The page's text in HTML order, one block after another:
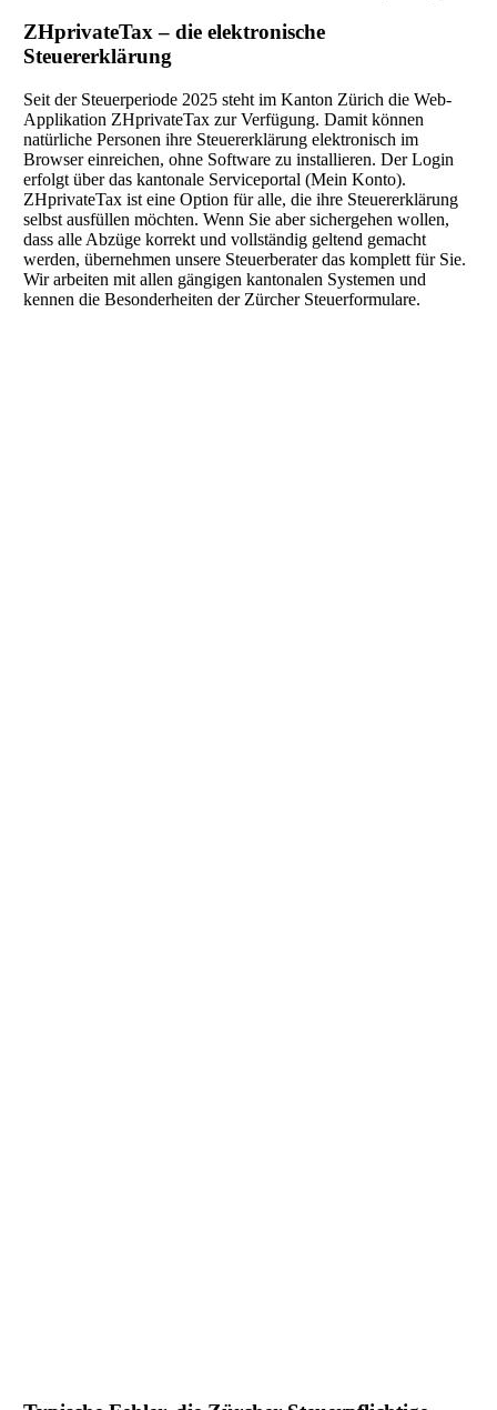
ZHprivateTax – die elektronische
Steuererklärung
Seit der Steuerperiode 2025 steht im Kanton Zürich die Web-
Applikation ZHprivateTax zur Verfügung. Damit können
natürliche Personen ihre Steuererklärung elektronisch im
Browser einreichen, ohne Software zu installieren. Der Login
erfolgt über das kantonale Serviceportal (Mein Konto).
ZHprivateTax ist eine Option für alle, die ihre Steuererklärung
selbst ausfüllen möchten. Wenn Sie aber sichergehen wollen,
dass alle Abzüge korrekt und vollständig geltend gemacht
werden, übernehmen unsere Steuerberater das komplett für Sie.
Wir arbeiten mit allen gängigen kantonalen Systemen und
kennen die Besonderheiten der Zürcher Steuerformulare.